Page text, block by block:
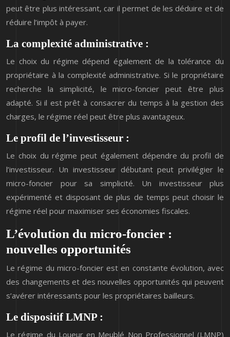
peut être plus intéressant, car il permet de les déduire et de
réduire l’impôt à payer.
La complexité administrative :
Le choix du régime dépend également de la tolérance du
propriétaire à la complexité administrative. Si le propriétaire
recherche la simplicité, le micro-foncier peut être plus
adapté. Si il est prêt à consacrer du temps à la gestion des
charges, le régime réel peut être plus avantageux.
Le profil de l’investisseur :
Le choix du régime peut également dépendre du profil de
l’investisseur. Un investisseur débutant peut privilégier le
micro-foncier pour sa simplicité. Un investisseur plus
expérimenté et disposant de plus de temps peut choisir le
régime réel pour maximiser ses économies fiscales.
L’évolution du micro-foncier :
nouvelles opportunités
Le régime du micro-foncier est en constante évolution, avec
des changements et des nouvelles opportunités qui peuvent
s’avérer intéressants pour les propriétaires bailleurs.
Le dispositif LMNP :
Le régime du Loueur en Meublé Non Professionnel (LMNP)